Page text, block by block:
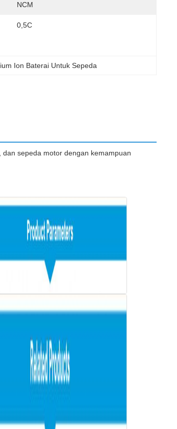
NCM
0,5C
Ion Baterai Untuk Sepeda
sepeda motor dengan kemampuan